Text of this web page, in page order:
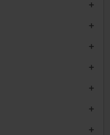






